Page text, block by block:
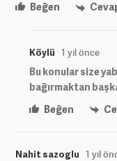
Beğen
Köylü 1 yıl önce
Bu konular size
bağırmaktan
Beğen
Nahit sazoglu 1 yıl